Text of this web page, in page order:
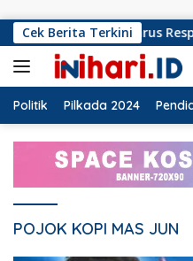
Cek Berita Terkini
Harus Responsif
Politik Pilkada 2024
POJOK KOPI MAS JUN